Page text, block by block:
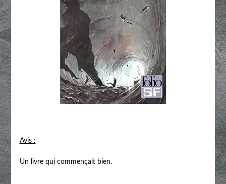
Avis :
Un livre qui commençait bien.